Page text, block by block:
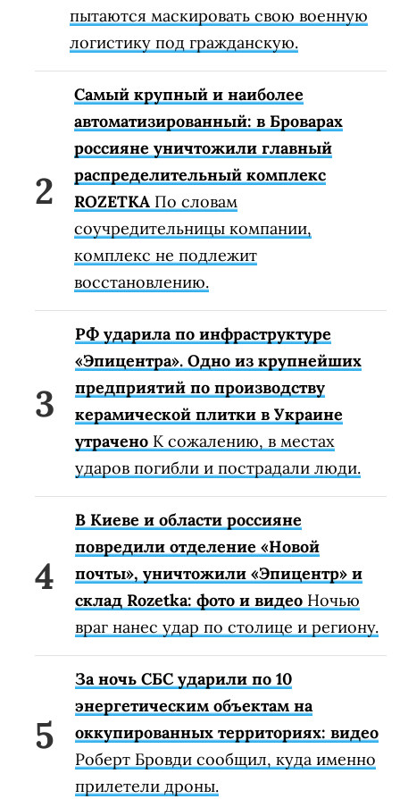
пытаются маскировать свою военную
логистику под гражданскую.
Самый крупный и наиболее
автоматизированный: в Броварах
россияне уничтожили главный
распределительный комплекс
ROZETKA По словам
соучредительницы компании,
комплекс не подлежит
восстановлению.
РФ ударила по инфраструктуре
«Эпицентра». Одно из крупнейших
предприятий по производству
керамической плитки в Украине
утрачено К сожалению, в местах
ударов погибли и пострадали люди.
В Киеве и области россияне
повредили отделение «Новой
почты», уничтожили «Эпицентр» и
склад Rozetka: фото и видео Ночью
враг нанес удар по столице и региону.
За ночь СБС ударили по 10
энергетическим объектам на
оккупированных территориях: видео
Роберт Бровди сообщил, куда именно
прилетели дроны.